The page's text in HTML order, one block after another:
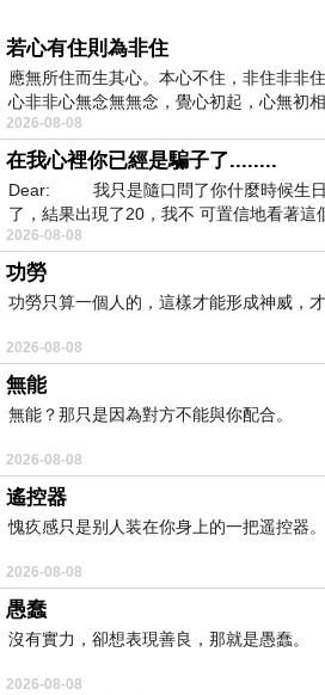
若心有住則為非住
應無所住而生其心。本心不住，非住非非
心非非心無念無無念，覺心初起，心無初
2026-08-08
在我心裡你已經是騙子了........
Dear: 我只是隨口問了你什麼時候生日
了，結果出現了20，我不 可置信地看著這
2026-08-08
功勞
功勞只算一個人的，這樣才能形成神威，才
2026-08-08
無能
無能？那只是因為對方不能與你配合。
2026-08-08
遙控器
愧疚感只是别人装在你身上的一把遥控器。
2026-08-08
愚蠢
沒有實力，卻想表現善良，那就是愚蠢。
2026-08-08